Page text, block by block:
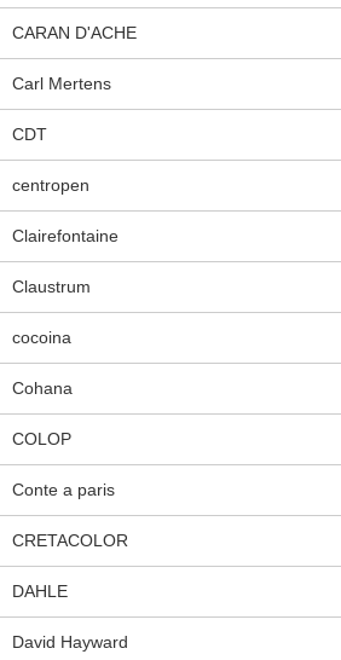
CARAN D'ACHE
Carl Mertens
CDT
centropen
Clairefontaine
Claustrum
cocoina
Cohana
COLOP
Conte a paris
CRETACOLOR
DAHLE
David Hayward